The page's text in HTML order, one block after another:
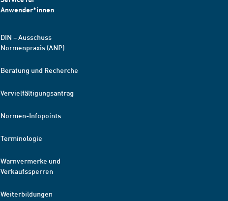
Anwender*innen
DIN – Ausschuss
Normenpraxis (ANP)
Beratung und Recherche
Vervielfältigungsantrag
Normen-Infopoints
Terminologie
Warnvermerke und
Verkaufssperren
Weiterbildungen